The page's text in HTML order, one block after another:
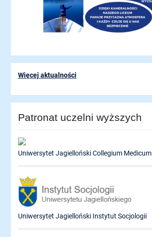
Więcej aktualności
Patronat uczelni wyższych
Uniwersytet Jagielloński Collegium Medicum
Uniwersytet Jagielloński Instytut Socjologii